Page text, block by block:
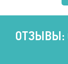
Тип
Количество
ОТЗЫВЫ: